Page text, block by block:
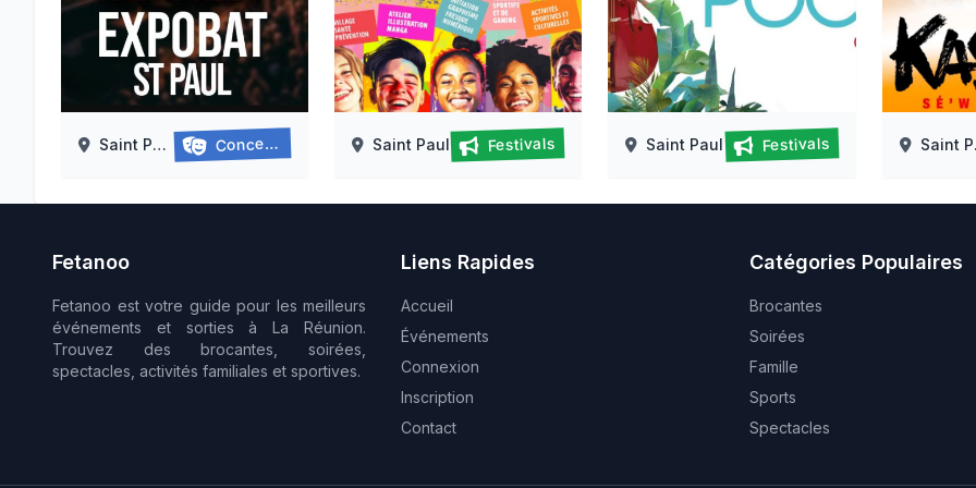
Concert des 45 ans de radio free dom
Saint Paul Concerts Journée internationale de la jeunesse
Saint Paul Festivals Festival opus pocus
22/08/2026
Saint Paul Festivals Kassav
Saint Paul
Fetanoo
Fetanoo est votre guide pour les meilleurs
événements et sorties à La Réunion.
Trouvez des brocantes, soirées,
spectacles, activités familiales et sportives.
Liens Rapides
Accueil
Événements
Connexion
Inscription
Contact
Catégories Populaires
Brocantes
Soirées
Famille
Sports
Spectacles